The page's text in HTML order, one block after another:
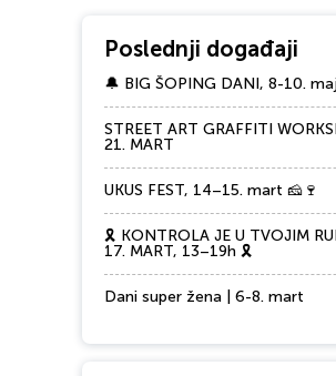
Poslednji događaji
🔔 BIG ŠOPING DANI, 8-10.
STREET ART GRAFFITI
21. MART
UKUS FEST, 14–15. mart 🧀🍷
🎗️ KONTROLA JE U TVOJIM
17. MART, 13–19h 🎗️
Dani super žena | 6-8. mart